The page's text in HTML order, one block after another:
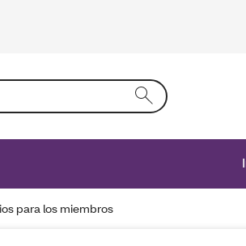
un texto en el campo activará una
para los miembros